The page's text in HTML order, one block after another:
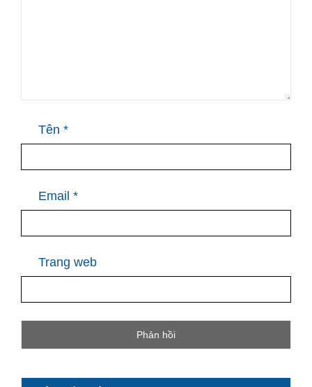
Tên *
Email *
Trang web